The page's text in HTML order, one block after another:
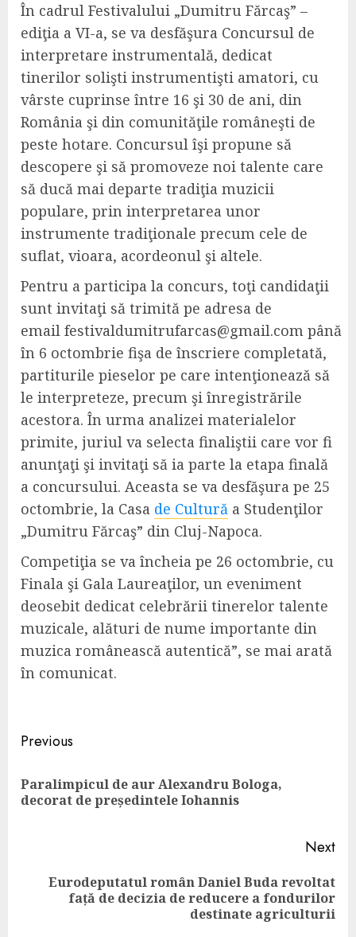
În cadrul Festivalului „Dumitru Fărcaş” –
ediţia a VI-a, se va desfăşura Concursul de
interpretare instrumentală, dedicat
tinerilor solişti instrumentişti amatori, cu
vârste cuprinse între 16 şi 30 de ani, din
România şi din comunităţile româneşti de
peste hotare. Concursul îşi propune să
descopere şi să promoveze noi talente care
să ducă mai departe tradiţia muzicii
populare, prin interpretarea unor
instrumente tradiţionale precum cele de
suflat, vioara, acordeonul şi altele.
Pentru a participa la concurs, toţi candidaţii
sunt invitaţi să trimită pe adresa de
email festivaldumitrufarcas@gmail.com până
în 6 octombrie fişa de înscriere completată,
partiturile pieselor pe care intenţionează să
le interpreteze, precum şi înregistrările
acestora. În urma analizei materialelor
primite, juriul va selecta finaliştii care vor fi
anunţaţi şi invitaţi să ia parte la etapa finală
a concursului. Aceasta se va desfăşura pe 25
octombrie, la Casa de Cultură a Studenţilor
„Dumitru Fărcaş” din Cluj-Napoca.
Competiţia se va încheia pe 26 octombrie, cu
Finala şi Gala Laureaţilor, un eveniment
deosebit dedicat celebrării tinerelor talente
muzicale, alături de nume importante din
muzica românească autentică”, se mai arată
în comunicat.
Continue
Reading
Previous
Paralimpicul de aur Alexandru Bologa,
decorat de președintele Iohannis
Next
Next
Eurodeputatul român Daniel Buda revoltat
față de decizia de reducere a fondurilor
destinate agriculturii